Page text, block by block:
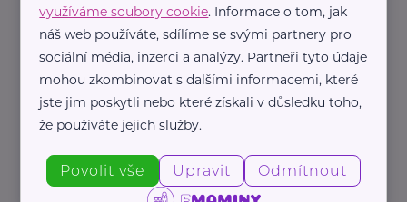
Mandario Company s. r. o.
Jak se stát parfumérem, aneb Kde se rodí
parfuméři?
Krása
využíváme soubory cookie. Informace o tom, jak
náš web používáte, sdílíme se svými partnery pro
sociální média, inzerci a analýzy. Partneři tyto údaje
mohou zkombinovat s dalšími informacemi, které
jste jim poskytli nebo které získali v důsledku toho,
že používáte jejich služby.
Povolit vše Upravit Odmítnout